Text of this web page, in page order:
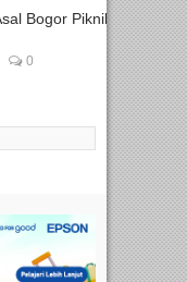
Bogor Piknik
0